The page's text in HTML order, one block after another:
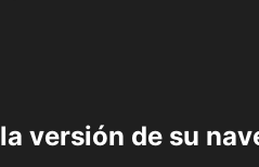
versión de su